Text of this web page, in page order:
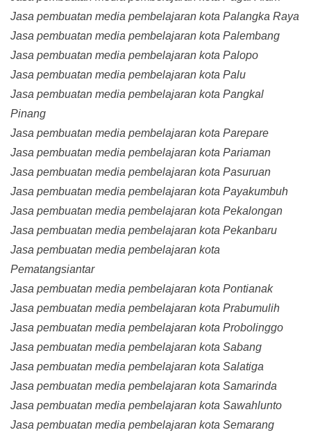
Jasa pembuatan media pembelajaran kota Palangka Raya
Jasa pembuatan media pembelajaran kota Palembang
Jasa pembuatan media pembelajaran kota Palopo
Jasa pembuatan media pembelajaran kota Palu
Jasa pembuatan media pembelajaran kota Pangkal
Pinang
Jasa pembuatan media pembelajaran kota Parepare
Jasa pembuatan media pembelajaran kota Pariaman
Jasa pembuatan media pembelajaran kota Pasuruan
Jasa pembuatan media pembelajaran kota Payakumbuh
Jasa pembuatan media pembelajaran kota Pekalongan
Jasa pembuatan media pembelajaran kota Pekanbaru
Jasa pembuatan media pembelajaran kota
Pematangsiantar
Jasa pembuatan media pembelajaran kota Pontianak
Jasa pembuatan media pembelajaran kota Prabumulih
Jasa pembuatan media pembelajaran kota Probolinggo
Jasa pembuatan media pembelajaran kota Sabang
Jasa pembuatan media pembelajaran kota Salatiga
Jasa pembuatan media pembelajaran kota Samarinda
Jasa pembuatan media pembelajaran kota Sawahlunto
Jasa pembuatan media pembelajaran kota Semarang